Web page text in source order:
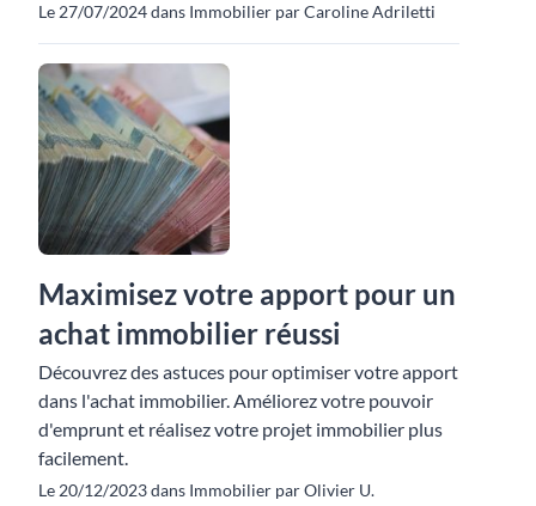
Le 27/07/2024 dans Immobilier par Caroline Adriletti
Maximisez votre apport pour un
achat immobilier réussi
Découvrez des astuces pour optimiser votre apport
dans l'achat immobilier. Améliorez votre pouvoir
d'emprunt et réalisez votre projet immobilier plus
facilement.
Le 20/12/2023 dans Immobilier par Olivier U.